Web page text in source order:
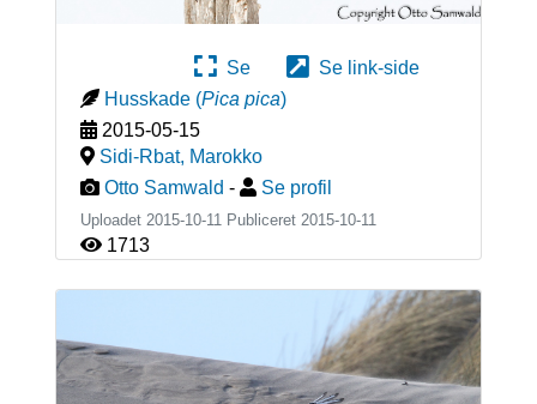
Se
Se link-side
Husskade (Pica pica)
2015-05-15
Sidi-Rbat, Marokko
Otto Samwald - Se profil
Uploadet 2015-10-11 Publiceret 2015-10-11
1713